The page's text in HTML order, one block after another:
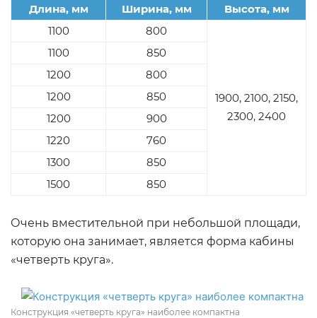
Длина, мм Ширина, мм
Высота, мм
1100
800
1900, 2100, 2150,
2300, 2400
1100
850
1200
800
1200
850
1200
900
1220
760
1300
850
1500
850
Очень вместительной при небольшой площади,
которую она занимает, является форма кабины
«четверть круга».
Конструкция «четверть круга» наиболее компактна